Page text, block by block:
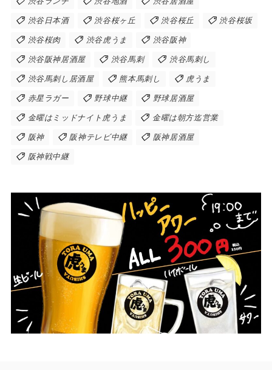
渋谷日本酒 渋谷桜ヶ丘 渋谷桜丘 渋谷桜坂
渋谷桜肉 渋谷虎うま 渋谷阪神
渋谷阪神居酒屋 渋谷馬刺 渋谷馬刺し
渋谷馬刺し居酒屋 熊本馬刺し 虎うま
赤星ラガー 野球中継 野球居酒屋
金曜はミッドナイト虎うま 金曜は朝方迄営業
阪神 阪神テレビ中継 阪神居酒屋
阪神戦中継